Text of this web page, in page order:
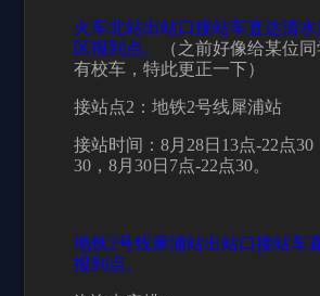
火车北站出站口接站车直达清
区报到点。
（之前好像给某位
有校车，特此更正一下）
接站点2：地铁2号线犀浦站
接站时间：8月28日13点-22点30
30，8月30日7点-22点30。
地铁2号线犀浦站出站口接站车
报到点。